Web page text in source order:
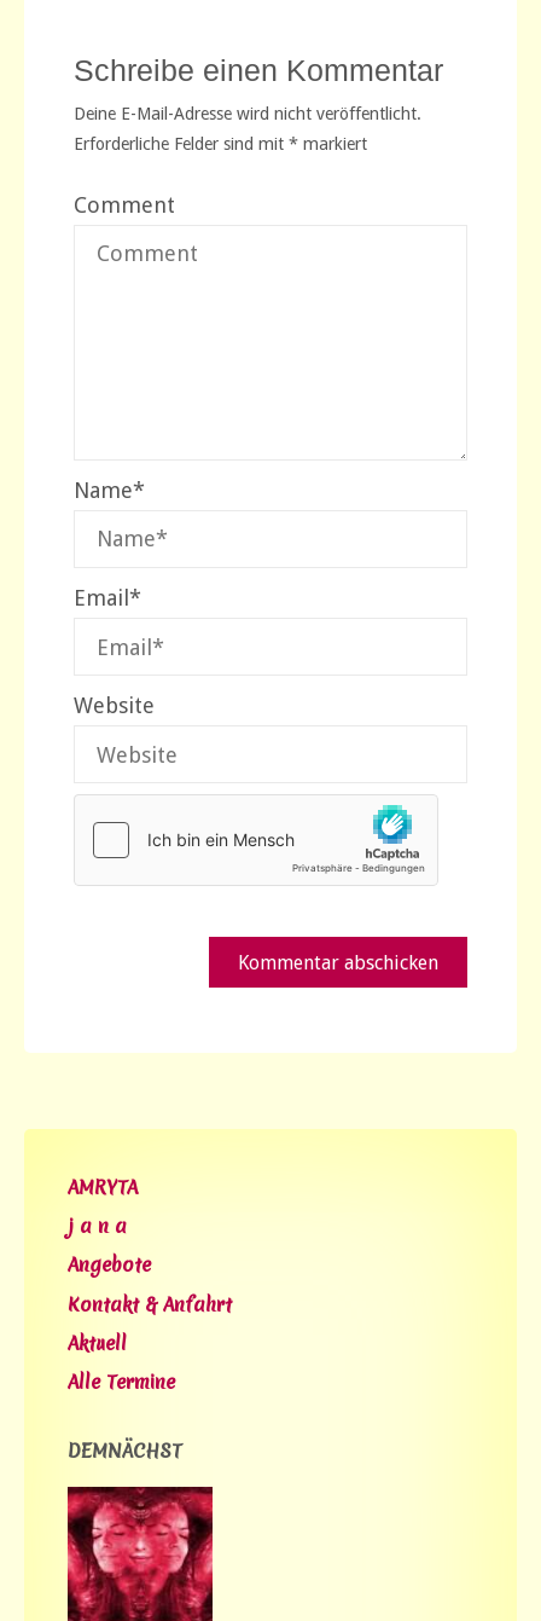
Schreibe einen Kommentar
Deine E-Mail-Adresse wird nicht veröffentlicht.
Erforderliche Felder sind mit *markiert
Comment
Name*
Email *
Website
AMRYTA
j a n a
Angebote
Kontakt & Anfahrt
Aktuell
Alle Termine
DEMNÄCHST